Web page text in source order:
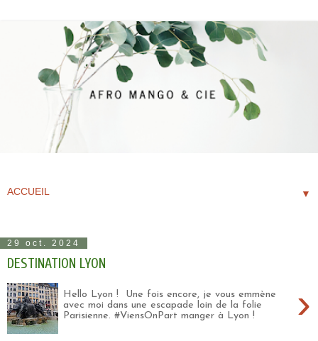
▼
29 oct. 2024
DESTINATION LYON
›
Hello Lyon ! Une fois encore, je vous emmène
avec moi dans une escapade loin de la folie
Parisienne. #ViensOnPart manger à Lyon !